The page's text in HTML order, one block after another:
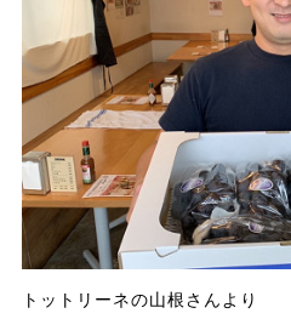
トットリーネの山根さんより